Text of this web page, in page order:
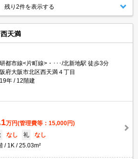
残り2件を表示する
天満
都市線<片町線>・･･･/北新地駅 徒歩3分
府大阪市北区西天満４丁目
年
12階建
万円(管理費等：15,000円)
なし 礼
なし
1K 25.03m²